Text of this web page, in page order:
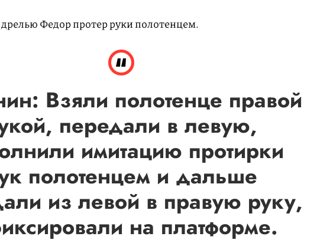
Федор протер руки полотенцем.
Взяли полотенце правой
передали в левую,
имитацию протирки
полотенцем и дальше
из левой в правую руку,
на платформе.